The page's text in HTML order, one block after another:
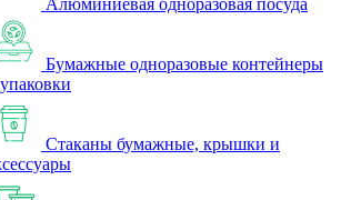
Алюминиевая одноразовая посуда
Бумажные одноразовые контейнеры
Стаканы бумажные, крышки и